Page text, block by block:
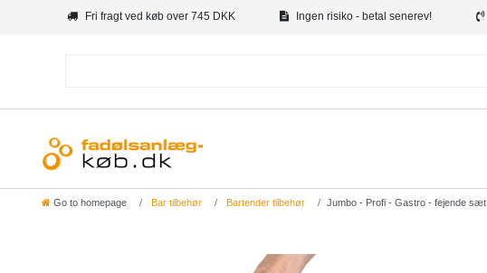
Fri fragt ved køb over 745 DKK Ingen risiko - betal senerev!
Go to homepage Bar tilbehør Bartender tilbehør Jumbo - Profi - Gastro - fejende sæt